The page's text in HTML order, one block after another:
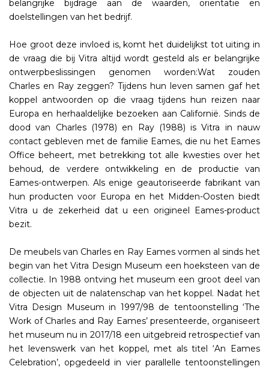
belangrijke bijdrage aan de waarden, oriëntatie en
doelstellingen van het bedrijf.
Hoe groot deze invloed is, komt het duidelijkst tot uiting in
de vraag die bij Vitra altijd wordt gesteld als er belangrijke
ontwerpbeslissingen genomen worden:Wat zouden
Charles en Ray zeggen? Tijdens hun leven samen gaf het
koppel antwoorden op die vraag tijdens hun reizen naar
Europa en herhaaldelijke bezoeken aan Californië. Sinds de
dood van Charles (1978) en Ray (1988) is Vitra in nauw
contact gebleven met de familie Eames, die nu het Eames
Office beheert, met betrekking tot alle kwesties over het
behoud, de verdere ontwikkeling en de productie van
Eames-ontwerpen. Als enige geautoriseerde fabrikant van
hun producten voor Europa en het Midden-Oosten biedt
Vitra u de zekerheid dat u een origineel Eames-product
bezit.
De meubels van Charles en Ray Eames vormen al sinds het
begin van het Vitra Design Museum een hoeksteen van de
collectie. In 1988 ontving het museum een groot deel van
de objecten uit de nalatenschap van het koppel. Nadat het
Vitra Design Museum in 1997/98 de tentoonstelling ‘The
Work of Charles and Ray Eames’ presenteerde, organiseert
het museum nu in 2017/18 een uitgebreid retrospectief van
het levenswerk van het koppel, met als titel ‘An Eames
Celebration’, opgedeeld in vier parallelle tentoonstellingen